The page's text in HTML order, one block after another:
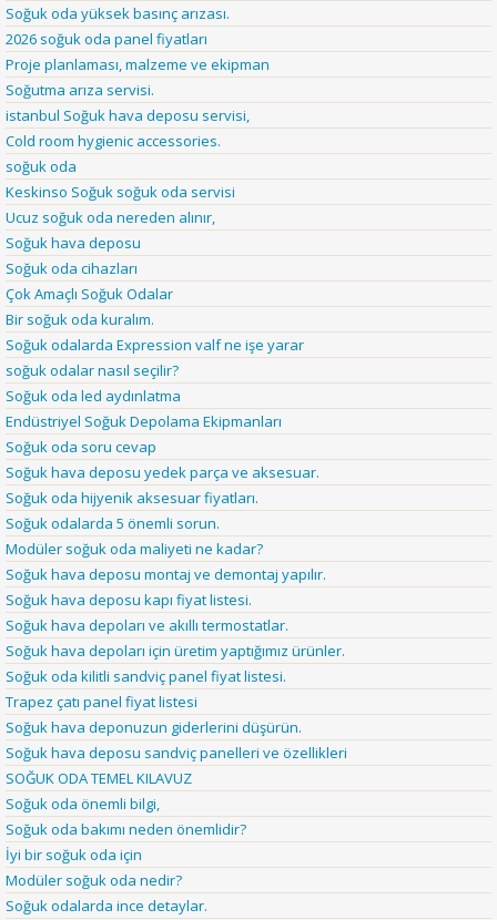
Soğuk oda yüksek basınç arızası.
2026 soğuk oda panel fiyatları
Proje planlaması, malzeme ve ekipman
Soğutma arıza servisi.
istanbul Soğuk hava deposu servisi,
Cold room hygienic accessories.
soğuk oda
Keskinso Soğuk soğuk oda servisi
Ucuz soğuk oda nereden alınır,
Soğuk hava deposu
Soğuk oda cihazları
Çok Amaçlı Soğuk Odalar
Bir soğuk oda kuralım.
Soğuk odalarda Expression valf ne işe yarar
soğuk odalar nasıl seçilir?
Soğuk oda led aydınlatma
Endüstriyel Soğuk Depolama Ekipmanları
Soğuk oda soru cevap
Soğuk hava deposu yedek parça ve aksesuar.
Soğuk oda hijyenik aksesuar fiyatları.
Soğuk odalarda 5 önemli sorun.
Modüler soğuk oda maliyeti ne kadar?
Soğuk hava deposu montaj ve demontaj yapılır.
Soğuk hava deposu kapı fiyat listesi.
Soğuk hava depoları ve akıllı termostatlar.
Soğuk hava depoları için üretim yaptığımız ürünler.
Soğuk oda kilitli sandviç panel fiyat listesi.
Trapez çatı panel fiyat listesi
Soğuk hava deponuzun giderlerini düşürün.
Soğuk hava deposu sandviç panelleri ve özellikleri
SOĞUK ODA TEMEL KILAVUZ
Soğuk oda önemli bilgi,
Soğuk oda bakımı neden önemlidir?
İyi bir soğuk oda için
Modüler soğuk oda nedir?
Soğuk odalarda ince detaylar.